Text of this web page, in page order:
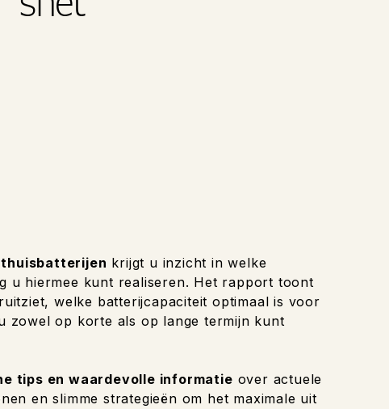
krijgt u inzicht in welke
u hiermee kunt realiseren. Het rapport toont
welke batterijcapaciteit optimaal is voor
zowel op korte als op lange termijn kunt
tips en waardevolle informatie over actuele
en slimme strategieën om het maximale uit